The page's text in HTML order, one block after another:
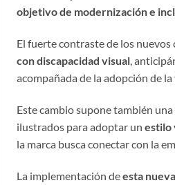
objetivo de modernización e
El fuerte contraste de los nuevos
con discapacidad visual,
acompañada de la adopción de la
Este cambio supone también
ilustrados para adoptar un estilo
la marca busca conectar con la
La implementación deesta